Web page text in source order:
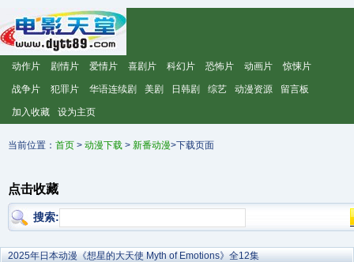
动作片 剧情片 爱情片 喜剧片 科幻片 恐怖片 动画片 惊悚片
战争片 犯罪片 华语连续剧 美剧 日韩剧 综艺 动漫资源 留言板
加入收藏 设为主页
当前位置： 首页 > 动漫下载 > 新番动漫>下载页面
点击收藏
搜索:
2025年日本动漫《想星的大天使 Myth of Emotions》全12集